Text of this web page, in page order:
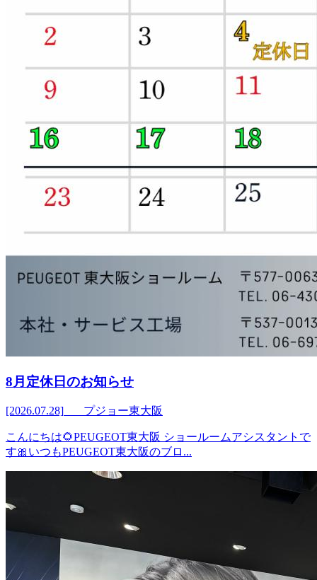
8月定休日のお知らせ
[2026.07.28] プジョー東大阪
こんにちは🌻PEUGEOT東大阪 ショールームアシスタントで
す🎀いつもPEUGEOT東大阪のブロ...